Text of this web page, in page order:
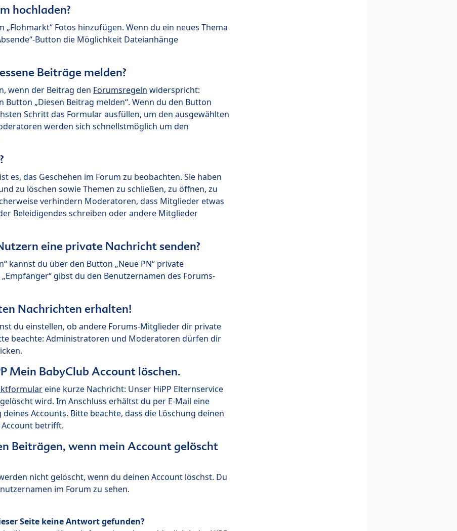
hochladen?
Fotos hinzufügen. Wenn du ein neues Thema
Button die Möglichkeit Dateianhänge
Beiträge melden?
wenn der Beitrag den Forumsregeln widerspricht:
Button „Diesen Beitrag melden“. Wenn du den Button
Schritt das Formular ausfüllen, um den ausgewählten
werden sich schnellstmöglich um den
es, das Geschehen im Forum zu beobachten. Sie haben
zu löschen sowie Themen zu schließen, zu öffnen, zu
verhindern Moderatoren, dass Mitglieder etwas
Beleidigendes schreiben oder andere Mitglieder
eine private Nachricht senden?
kannst du über den Button „Neue PN“ private
gibst du den Benutzernamen des Forums-
Nachrichten erhalten!
du einstellen, ob andere Forums-Mitglieder dir private
beachte: Administratoren und Moderatoren dürfen dir
Mein BabyClub Account löschen.
eine kurze Nachricht: Unser HiPP Elternservice
wird. Im Anschluss erhältst du per E-Mail eine
Accounts. Bitte beachte, dass die Löschung deinen
Account betrifft.
Beiträgen, wenn mein Account gelöscht
nicht gelöscht, wenn du deinen Account löschst. Du
im Forum zu sehen.
Seite keine Antwort gefunden?